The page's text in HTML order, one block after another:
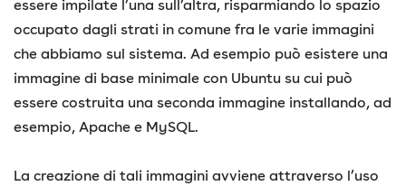
essere impilate l’una sull’altra, risparmiando lo spazio
occupato dagli strati in comune fra le varie immagini
che abbiamo sul sistema. Ad esempio può esistere una
immagine di base minimale con Ubuntu su cui può
essere costruita una seconda immagine installando, ad
esempio, Apache e MySQL.
La creazione di tali immagini avviene attraverso l’uso